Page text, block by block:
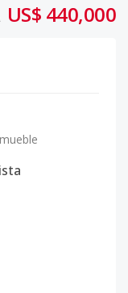
US$ 440,000